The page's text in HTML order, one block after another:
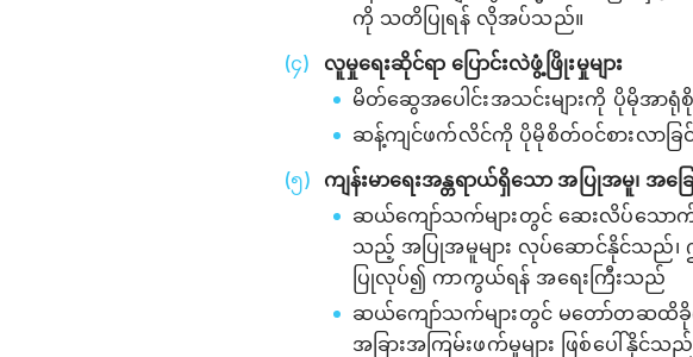
ကို သတိပြုရန် လိုအပ်သည်။
လူမှုရေးဆိုင်ရာ ပြောင်းလဲဖွံ့ဖြိုးမှုများ
မိတ်ဆွေအပေါင်းအသင်းများကို ပိုမိုအာရုံ
ဆန့်ကျင်ဖက်လိင်ကို ပိုမိုစိတ်ဝင်စားလာခ
ကျန်းမာရေးအန္တရာယ်ရှိသော အပြုအမူ၊ အခြေ
ဆယ်ကျော်သက်များတွင် ဆေးလိပ်သောက်ခ
သည့် အပြုအမူများ လုပ်ဆောင်နိုင်သည်၊ ဤ
ပြုလုပ်၍ ကာကွယ်ရန် အရေးကြီးသည်
ဆယ်ကျော်သက်များတွင် မတော်တဆထိခိုက်
အခြားအကြမ်းဖက်မှုများ ဖြစ်ပေါ်နို